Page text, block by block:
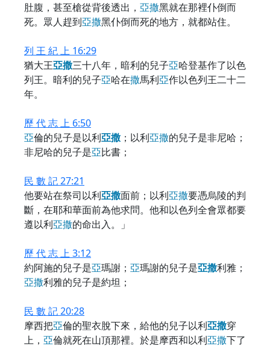
肚腹，甚至槍從背後透出， 亞撒黑就在那裡仆倒而
死。眾人趕到亞撒黑仆倒而死的地方，就都站住。
列 王 紀 上 16:29
猶大王亞撒三十八年，暗利的兒子亞哈登基作了以色
列王。暗利的兒子亞哈在撒馬利亞作以色列王二十二
年。
歷 代 志 上 6:50
亞倫的兒子是以利亞撒 ；以利亞撒的兒子是非尼哈；
非尼哈的兒子是亞比書；
民 數 記 27:21
他要站在祭司以利亞撒面前；以利亞撒要憑烏陵的判
斷，在耶和華面前為他求問。他和以色列全會眾都要
遵以利亞撒的命出入。」
歷 代 志 上 3:12
約阿施的兒子是亞瑪謝； 亞瑪謝的兒子是亞撒利雅；
亞撒利雅的兒子是約坦；
民 數 記 20:28
摩西把亞倫的聖衣脫下來，給他的兒子以利亞撒穿
上， 亞倫就死在山頂那裡。於是摩西和以利亞撒下了